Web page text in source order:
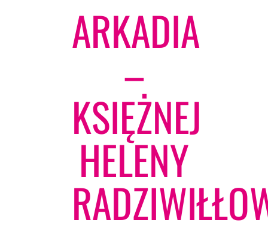
ARKADIA
–
KSIĘŻNEJ
HELENY